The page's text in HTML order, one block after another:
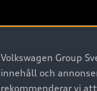
Volkswagen Group
innehåll och
rekommenderar vi